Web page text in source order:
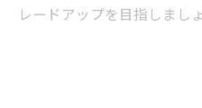
レードアップを目指しましょ